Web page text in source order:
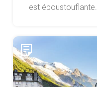
est époustouflante.